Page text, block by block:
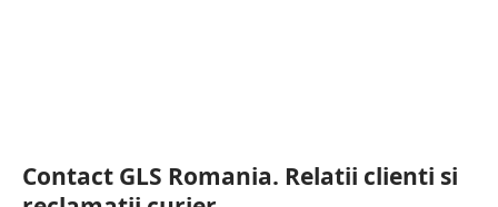
Contact GLS Romania. Relatii clienti si